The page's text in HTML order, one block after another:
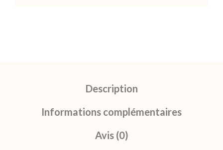
Description
Informations complémentaires
Avis (0)